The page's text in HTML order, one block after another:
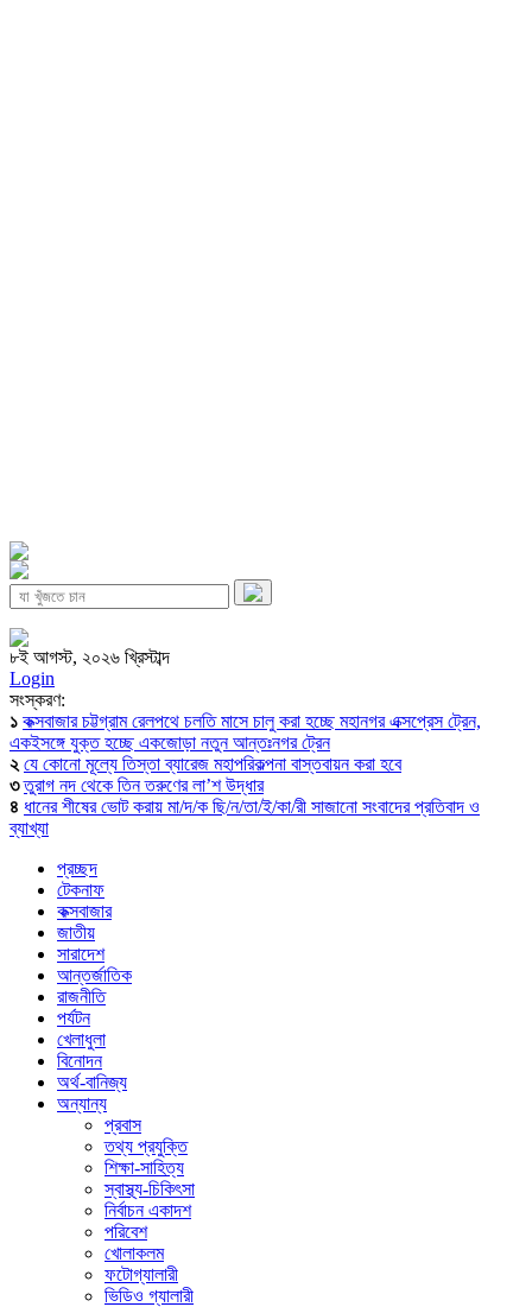
৮ই আগস্ট, ২০২৬ খ্রিস্টাব্দ
Login
সংস্করণ:
১ কক্সবাজার চট্টগ্রাম রেলপথে চলতি মাসে চালু করা হচ্ছে মহানগর এক্সপ্রেস ট্রেন,
একইসঙ্গে যুক্ত হচ্ছে একজোড়া নতুন আন্তঃনগর ট্রেন
২ যে কোনো মূল্যে তিস্তা ব্যারেজ মহাপরিকল্পনা বাস্তবায়ন করা হবে
৩ তুরাগ নদ থেকে তিন তরুণের লা’শ উদ্ধার
৪ ধানের শীষের ভোট করায় মা/দ/ক ছি/ন/তা/ই/কা/রী সাজানো সংবাদের প্রতিবাদ ও
ব্যাখ্যা
প্রচ্ছদ
টেকনাফ
কক্সবাজার
জাতীয়
সারাদেশ
আন্তর্জাতিক
রাজনীতি
পর্যটন
খেলাধুলা
বিনোদন
অর্থ-বানিজ্য
অন্যান্য
প্রবাস
তথ্য প্রযুক্তি
শিক্ষা-সাহিত্য
স্বাস্থ্য-চিকিৎসা
নির্বাচন একাদশ
পরিবেশ
খোলাকলম
ফটোগ্যালারী
ভিডিও গ্যালারী